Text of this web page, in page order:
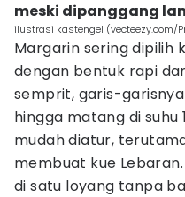
meski dipanggang
ilustrasi kastengel (vecteezy.com/
Margarin sering dipilih
dengan bentuk rapi
semprit, garis-
hingga matang di suhu
mudah diatur,
membuat kue
di satu loyang tanpa